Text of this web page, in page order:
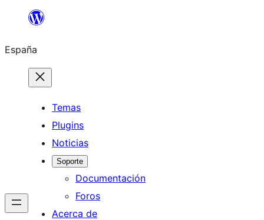
Saltar
contenido
España
Temas
Plugins
Noticias
Soporte
Documentación
Foros
Acerca de